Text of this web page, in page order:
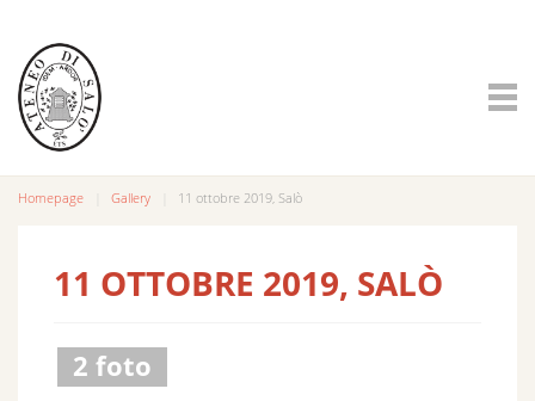
Homepage Gallery 11 ottobre 2019, Salò
11 OTTOBRE 2019, SALÒ
2 foto